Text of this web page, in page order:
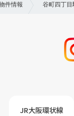
件情報 谷町四丁目
JR大阪環状線